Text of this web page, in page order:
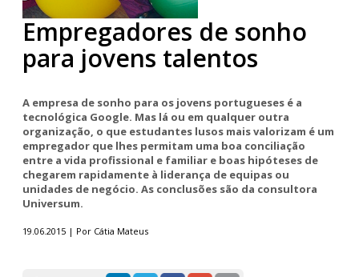
Empregadores de sonho
para jovens talentos
A empresa de sonho para os jovens portugueses é a
tecnológica Google. Mas lá ou em qualquer outra
organização, o que estudantes lusos mais valorizam é um
empregador que lhes permitam uma boa conciliação
entre a vida profissional e familiar e boas hipóteses de
chegarem rapidamente à liderança de equipas ou
unidades de negócio. As conclusões são da consultora
Universum.
19.06.2015 | Por Cátia Mateus